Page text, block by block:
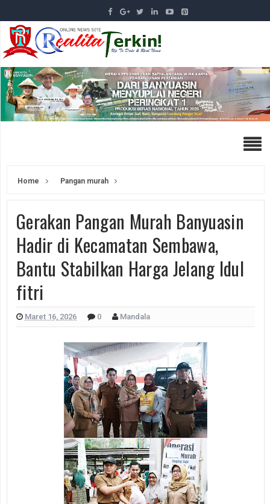
Home Pangan murah
Gerakan Pangan Murah Banyuasin
Hadir di Kecamatan Sembawa,
Bantu Stabilkan Harga Jelang Idul
fitri
Maret 16, 2026 0 Mandala